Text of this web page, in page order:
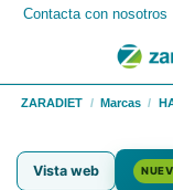
Contacta con nosotros
ZARADIET Marcas
Vista web